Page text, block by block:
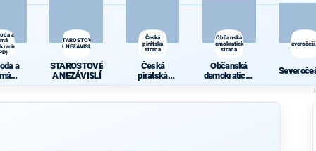
a
a
STAROSTOVÉ
A NEZÁVISLÍ
STAROSTOVÉ
A NEZÁVISLÍ
Česká
pirátská
strana
Česká
pirátská
Občanská
demokratická
strana
Občanská
demokratická
strana